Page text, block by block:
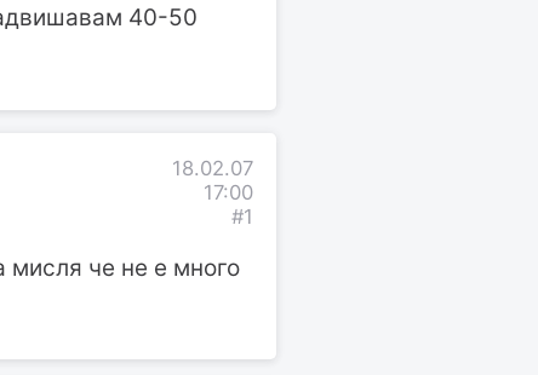
40-50
18.02.07
17:00
#1
мисля че не е много